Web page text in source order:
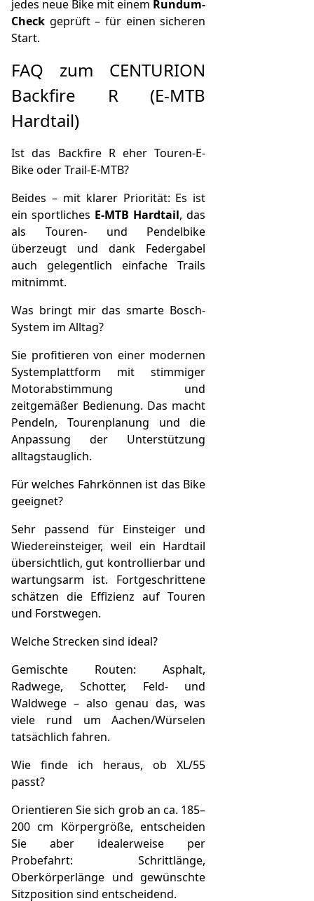
jedes neue Bike mit einem Rundum-
Check geprüft – für einen sicheren
Start.
FAQ zum CENTURION
Backfire R (E-MTB
Hardtail)
Ist das Backfire R eher Touren-E-
Bike oder Trail-E-MTB?
Beides – mit klarer Priorität: Es ist
ein sportliches E-MTB Hardtail, das
als Touren- und Pendelbike
überzeugt und dank Federgabel
auch gelegentlich einfache Trails
mitnimmt.
Was bringt mir das smarte Bosch-
System im Alltag?
Sie profitieren von einer modernen
Systemplattform mit stimmiger
Motorabstimmung und
zeitgemäßer Bedienung. Das macht
Pendeln, Tourenplanung und die
Anpassung der Unterstützung
alltagstauglich.
Für welches Fahrkönnen ist das Bike
geeignet?
Sehr passend für Einsteiger und
Wiedereinsteiger, weil ein Hardtail
übersichtlich, gut kontrollierbar und
wartungsarm ist. Fortgeschrittene
schätzen die Effizienz auf Touren
und Forstwegen.
Welche Strecken sind ideal?
Gemischte Routen: Asphalt,
Radwege, Schotter, Feld- und
Waldwege – also genau das, was
viele rund um Aachen/Würselen
tatsächlich fahren.
Wie finde ich heraus, ob XL/55
passt?
Orientieren Sie sich grob an ca. 185–
200 cm Körpergröße, entscheiden
Sie aber idealerweise per
Probefahrt: Schrittlänge,
Oberkörperlänge und gewünschte
Sitzposition sind entscheidend.